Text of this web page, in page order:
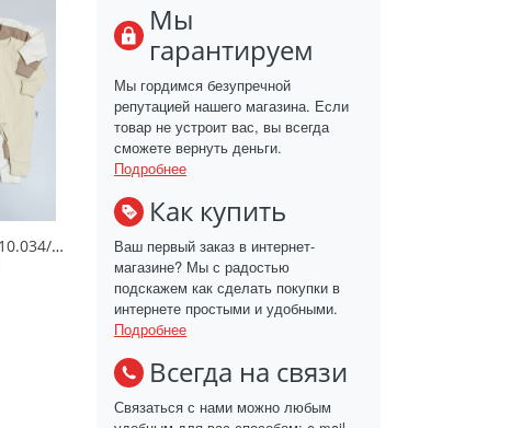
Комбинезон/КЛ.310.034/Асс
Мы
гарантируем
Мы гордимся безупречной
репутацией нашего магазина. Если
товар не устроит вас, вы всегда
сможете вернуть деньги.
Подробнее
Как купить
Ваш первый заказ в интернет-
магазине? Мы с радостью
подскажем как сделать покупки в
интернете простыми и удобными.
Подробнее
Всегда на связи
Связаться с нами можно любым